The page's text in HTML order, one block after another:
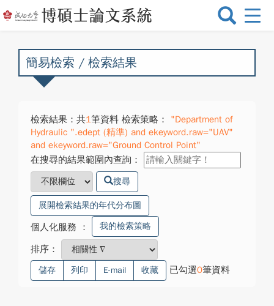
選
換
簡易檢索 / 檢索結果
檢索結果：共1筆資料 檢索策略：
"Department of
Hydraulic ".edept (精準) and ekeyword.raw="UAV"
and ekeyword.raw="Ground Control Point"
在搜尋的結果範圍內查詢：
搜尋
展開檢索結果的年代分布圖
個人化服務 ： 我的檢索策略
排序：
儲存 列印 E-mail 收藏 已勾選0筆資料